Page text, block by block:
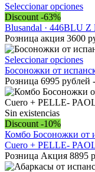
Seleccionar opcionesEste
Las
se
de
Discount -63%
Blusandal ·
Розница акция 3600
Seleccionar opcionesEste
se
en
Босоножки от
Розница 6995 рублей
Sin existencias
Discount -10%
Комбо Босоножки от
Cuero + PELLE-
Розница Акция 8895